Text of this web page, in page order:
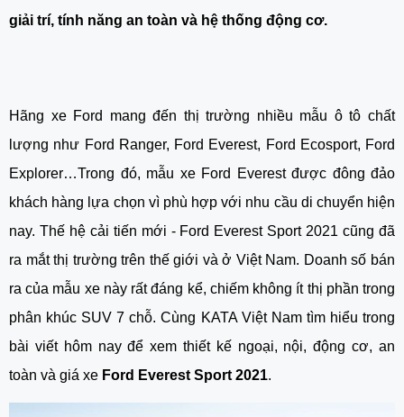
giải trí, tính năng an toàn và hệ thống động cơ.
Hãng xe Ford mang đến thị trường nhiều mẫu ô tô chất
lượng như Ford Ranger, Ford Everest, Ford Ecosport, Ford
Explorer…Trong đó, mẫu xe Ford Everest được đông đảo
khách hàng lựa chọn vì phù hợp với nhu cầu di chuyển hiện
nay. Thế hệ cải tiến mới - Ford Everest Sport 2021 cũng đã
ra mắt thị trường trên thế giới và ở Việt Nam. Doanh số bán
ra của mẫu xe này rất đáng kể, chiếm không ít thị phần trong
phân khúc SUV 7 chỗ. Cùng KATA Việt Nam tìm hiểu trong
bài viết hôm nay để xem thiết kế ngoại, nội, động cơ, an
toàn và giá xe Ford Everest Sport 2021.